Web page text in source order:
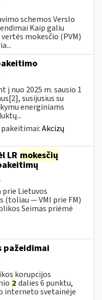
schemos Verslo
Kaip galiu
mokesčio (PVM)
nuo 2025 m. sausio 1
susijusius su
energiniams
Akcizų
LR mokesčių
prie Lietuvos
(toliau — VMI prie FM)
Seimas priėmė
pažeidimai
korupcijos
2 dalies 6 punktu,
interneto svetainėje